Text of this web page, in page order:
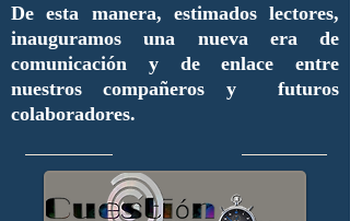
De esta manera, estimados lectores,
inauguramos una nueva era de
comunicación y de enlace entre
nuestros compañeros y futuros
colaboradores.